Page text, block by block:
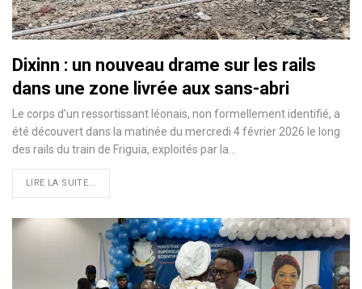
Dixinn : un nouveau drame sur les rails
dans une zone livrée aux sans-abri
Le corps d’un ressortissant léonais, non formellement identifié, a
été découvert dans la matinée du mercredi 4 février 2026 le long
des rails du train de Friguia, exploités par la…
LIRE LA SUITE...